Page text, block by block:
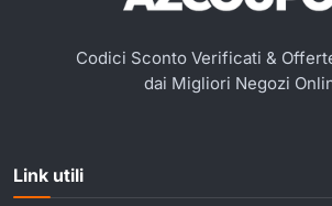
Codici Sconto Verificati &
dai Migliori Negozi
Link utili